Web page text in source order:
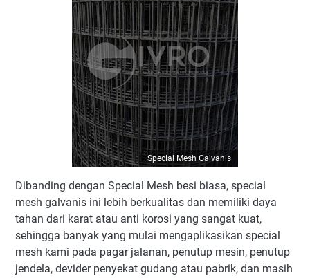
Special Mesh Galvanis
Dibanding dengan Special Mesh besi biasa, special
mesh galvanis ini lebih berkualitas dan memiliki daya
tahan dari karat atau anti korosi yang sangat kuat,
sehingga banyak yang mulai mengaplikasikan special
mesh kami pada pagar jalanan, penutup mesin, penutup
jendela, devider penyekat gudang atau pabrik, dan masih